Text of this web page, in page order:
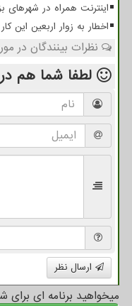
اینترنت همراه در شهرهای
اخطار به زوار اربعین این کار در عراق ۲
نظرات بینندگان در
لطفا شما هم
ارسال نظر
میخواهید برنامه ای